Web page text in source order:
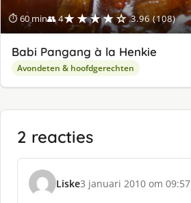
⏱ 60 min👥 4★★★★☆ 3.96 (108)
Babi Pangang à la Henkie
Avondeten & hoofdgerechten
2 reacties
Liske
s
3 januari 2010 om 09:57